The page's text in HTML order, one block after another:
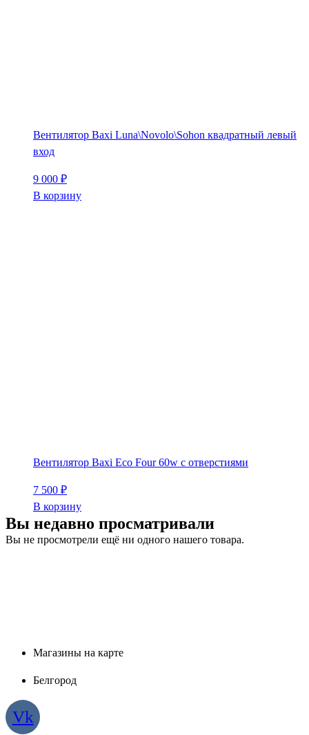
Вентилятор Baxi Luna\Novolo\Sohon квадратный левый
вход
9 000 ₽
В корзину
Вентилятор Baxi Eco Four 60w с отверстиями
7 500 ₽
В корзину
Вы недавно просматривали
Вы не просмотрели ещё ни одного нашего товара.
Магазины на карте
Белгород
Vk